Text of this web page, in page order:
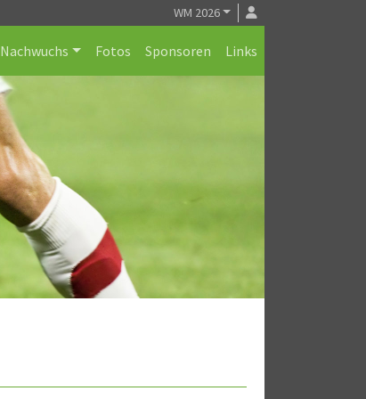
WM 2026
Nachwuchs Fotos Sponsoren Links